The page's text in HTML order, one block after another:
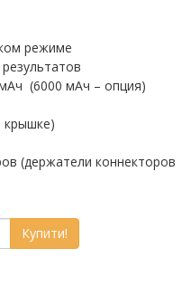
режиме
(6000 мАч – опция)
крышке)
(держатели коннекторов
Купити!